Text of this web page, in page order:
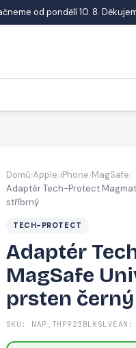
od pondělí 10. 8.
Domů/Apple/iPhone/MagSafe/
Adaptér Tech-Protect
stříbrný
TECH-PROTECT
Adaptér
MagSafe
prsten
SKU: NAP_THP923BLKSLV